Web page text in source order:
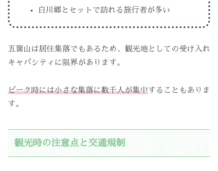
白川郷とセットで訪れる旅行者が多い
五箇山は居住集落でもあるため、観光地としての受け入れ
キャパシティに限界があります。
ピーク時には小さな集落に数千人が集中することもありま
す。
観光時の注意点と交通規制